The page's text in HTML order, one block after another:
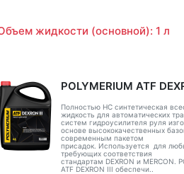
жидкости (основной): 1 л
POLYMERIUM ATF
Полностью НС синтетическая
жидкость для автоматических
систем гидроусилителя руля
основе высококачественных
современным пакетом
присадок. Используется для
требующих соответствия
стандартам DEXRON и MERCON.
ATF DEXRON III обеспечи..